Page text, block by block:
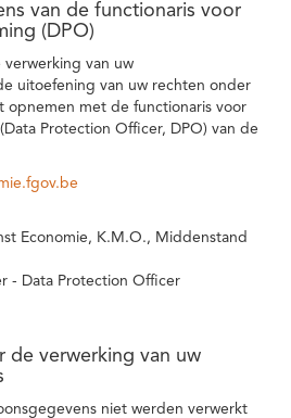
van de functionaris voor
(DPO)
verwerking van uw
uitoefening van uw rechten onder
opnemen met de functionaris voor
Protection Officer, DPO) van de
Economie, K.M.O., Middenstand
- Data Protection Officer
de verwerking van uw
niet werden verwerkt